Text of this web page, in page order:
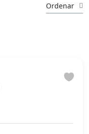
Ordenar